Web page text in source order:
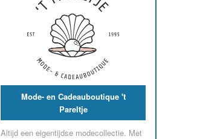
Mode- en Cadeauboutique 't
Pareltje
Altijd een eigentijdse modecollectie. Met